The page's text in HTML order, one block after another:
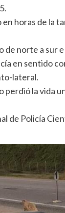
horas de la
de norte a sur
en sentido
lateral.
la vida
de Policía